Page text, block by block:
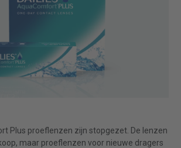
Plus proeflenzen zijn stopgezet. De lenzen
maar proeflenzen voor nieuwe dragers